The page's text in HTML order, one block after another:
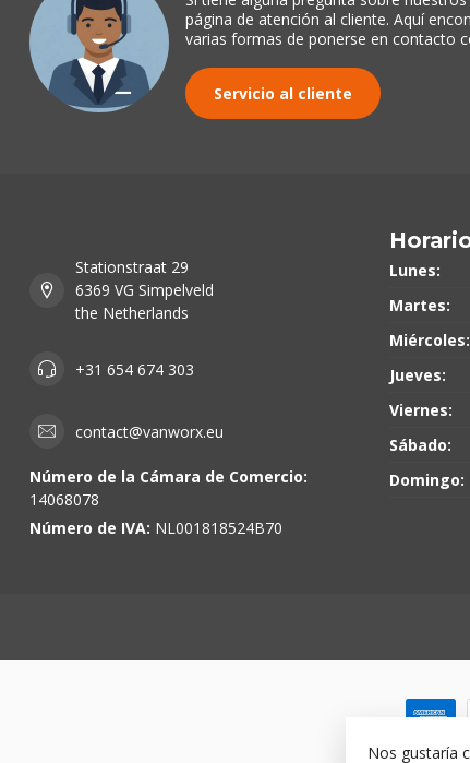
página de atención al cliente. Aquí
varias formas de ponerse en contacto
Servicio al cliente
Stationstraat 29
6369 VG Simpelveld
the Netherlands
+31 654 674 303
contact@vanworx.eu
Número de la Cámara de Comercio:
14068078
Número de IVA: NL001818524B70
Lunes:
Martes:
Miércoles:
Jueves:
Viernes:
Sábado:
Domingo:
Nos gustaría